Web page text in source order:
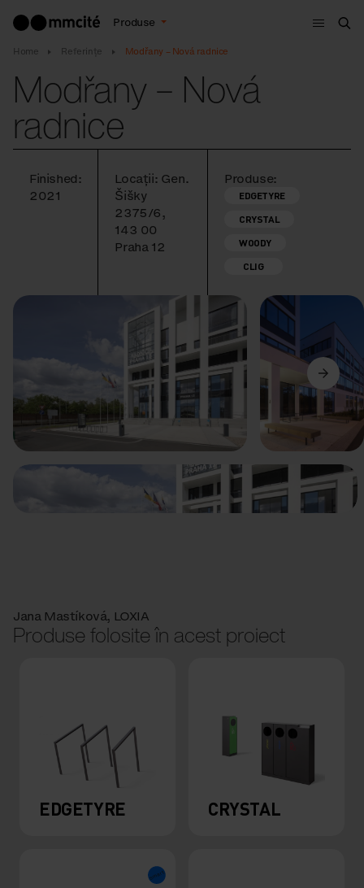
Produse
Meniu
Home Referințe Modřany – Nová radnice
Modřany – Nová
radnice
Finished:
2021
Locații: Gen.
Šišky
2375/6,
143 00
Praha 12
Produse:
EDGETYRE
CRYSTAL
WOODY
CLIG
Anterior Următorul
Jana Mastíková, LOXIA
Produse folosite în acest proiect
EDGETYRE CRYSTAL